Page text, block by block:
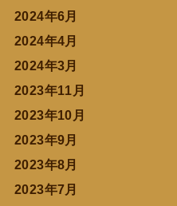
2024年6月
2024年4月
2024年3月
2023年11月
2023年10月
2023年9月
2023年8月
2023年7月